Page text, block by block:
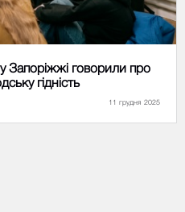
Запоріжжі говорили про
гідність
11 грудня 2025